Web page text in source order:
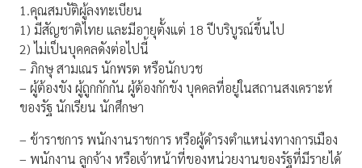
1.คุณสมบัติผู้ลงทะเบียน
1) มีสัญชาติไทย และมีอายุตั้งแต่ 18 ปีบริบูรณ์ขึ้นไป
2) ไม่เป็นบุคคลดังต่อไปนี้
– ภิกษุ สามเณร นักพรต หรือนักบวช
– ผู้ต้องขัง ผู้ถูกกักกัน ผู้ต้องกักขัง บุคคลที่อยู่ในสถานสงเคราะห์
ของรัฐ นักเรียน นักศึกษา
– ข้าราชการ พนักงานราชการ หรือผู้ดำรงตำแหน่งทางการเมือง
– พนักงาน ลูกจ้าง หรือเจ้าหน้าที่ของหน่วยงานของรัฐที่มีรายได้